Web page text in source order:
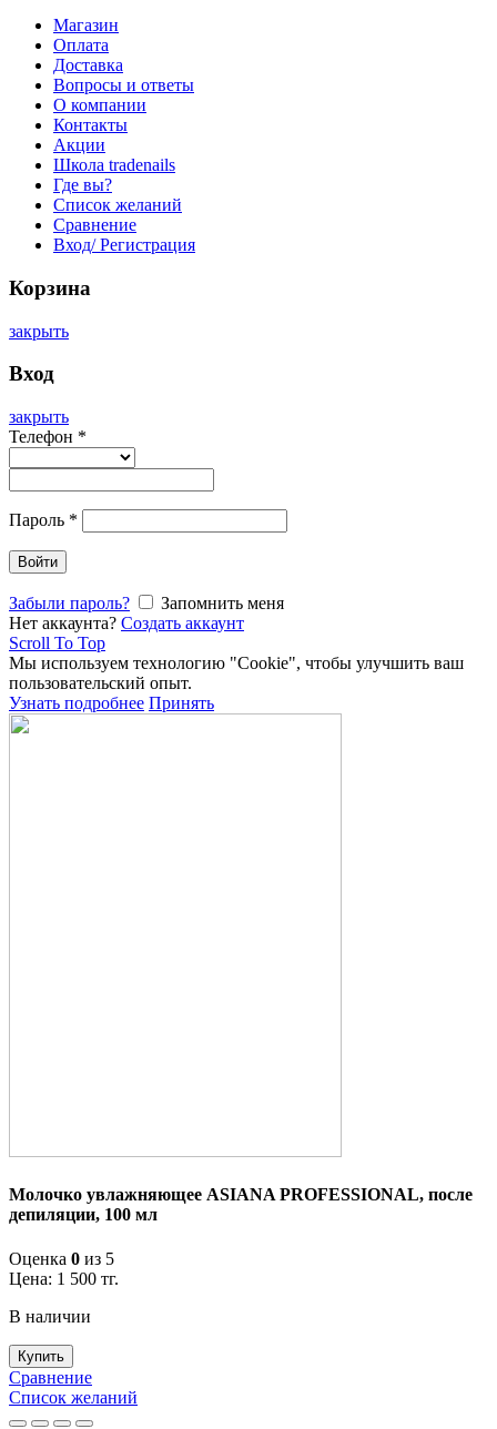
Магазин
Оплата
Доставка
Вопросы и ответы
О компании
Контакты
Акции
Школа tradenails
Где вы?
Список желаний
Сравнение
Вход/ Регистрация
Корзина
закрыть
Вход
закрыть
Телефон *
Пароль *
Войти
Забыли пароль?
Запомнить меня
Нет аккаунта? Создать аккаунт
Scroll To Top
Мы используем технологию "Cookie", чтобы улучшить ваш
пользовательский опыт.
Узнать подробнее Принять
Молочко увлажняющее ASIANA PROFESSIONAL, после
депиляции, 100 мл
Оценка 0 из 5
Цена: 1 500 тг.
В наличии
Купить
Сравнение
Список желаний